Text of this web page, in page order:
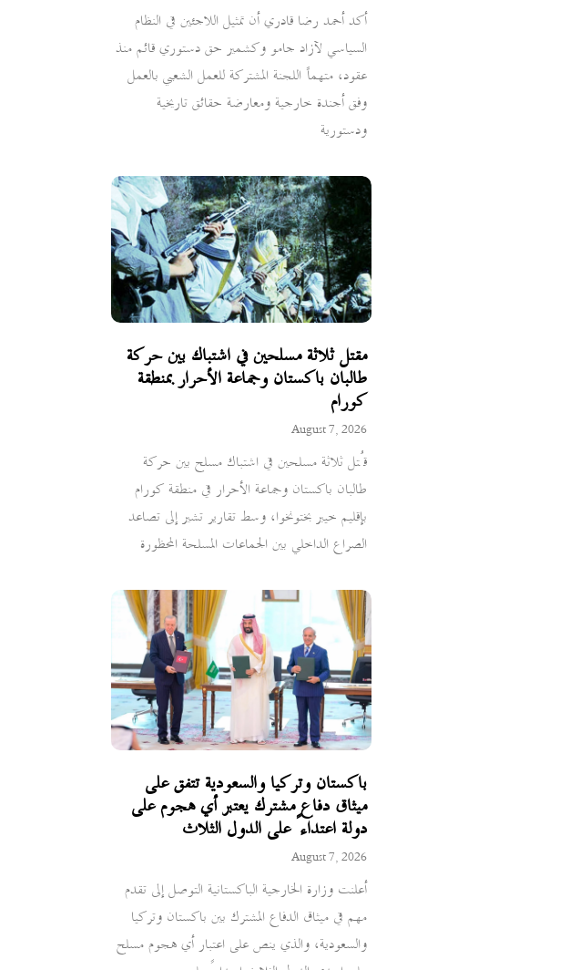
أكد أحمد رضا قادري أن تمثيل اللاجئين في النظام
السياسي لآزاد جامو وكشمير حق دستوري قائم منذ
عقود، متهماً اللجنة المشتركة للعمل الشعبي بالعمل
وفق أجندة خارجية ومعارضة حقائق تاريخية
ودستورية
مقتل ثلاثة مسلحين في اشتباك بين حركة
طالبان باكستان وجماعة الأحرار بمنطقة
كورام
August 7, 2026
قُتل ثلاثة مسلحين في اشتباك مسلح بين حركة
طالبان باكستان وجماعة الأحرار في منطقة كورام
بإقليم خيبر بختونخوا، وسط تقارير تشير إلى تصاعد
الصراع الداخلي بين الجماعات المسلحة المحظورة
باكستان وتركيا والسعودية تتفق على
ميثاق دفاع مشترك يعتبر أي هجوم على
دولة اعتداءً على الدول الثلاث
August 7, 2026
أعلنت وزارة الخارجية الباكستانية التوصل إلى تقدم
مهم في ميثاق الدفاع المشترك بين باكستان وتركيا
والسعودية، والذي ينص على اعتبار أي هجوم مسلح